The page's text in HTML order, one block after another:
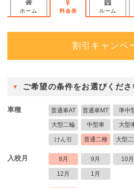
ホーム 料金表 ルーム
割引キャンペ
ご希望の条件をお選びくださ
車種 普通車AT 普通車MT 準中
大型二輪 中型車 大型
けん引 普通二種 大型
入校月 8月 9月 10月
12月 1月